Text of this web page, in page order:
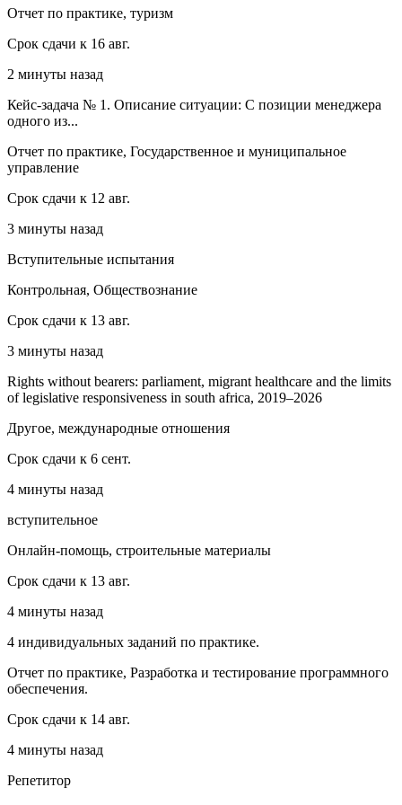
Отчет по практике, туризм
Срок сдачи к 16 авг.
2 минуты назад
Кейс-задача № 1. Описание ситуации: С позиции менеджера
одного из...
Отчет по практике, Государственное и муниципальное
управление
Срок сдачи к 12 авг.
3 минуты назад
Вступительные испытания
Контрольная, Обществознание
Срок сдачи к 13 авг.
3 минуты назад
Rights without bearers: parliament, migrant healthcare and the limits
of legislative responsiveness in south africa, 2019–2026
Другое, международные отношения
Срок сдачи к 6 сент.
4 минуты назад
вступительное
Онлайн-помощь, строительные материалы
Срок сдачи к 13 авг.
4 минуты назад
4 индивидуальных заданий по практике.
Отчет по практике, Разработка и тестирование программного
обеспечения.
Срок сдачи к 14 авг.
4 минуты назад
Репетитор